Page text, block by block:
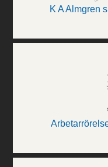
K A Almgren